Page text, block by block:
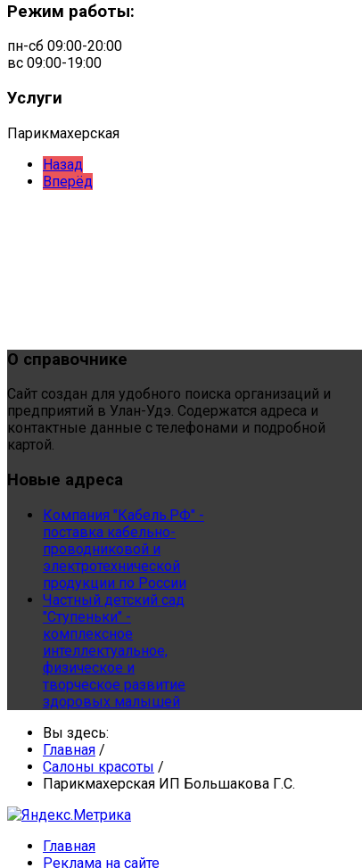
Режим работы:
пн-сб 09:00-20:00
вс 09:00-19:00
Услуги
Парикмахерская
Назад
Вперёд
О справочнике
Сайт создан для удобного поиска организаций и
предприятий в Улан-Удэ. Содержатся адреса и
контактные данные с телефонами и подробной
картой.
Новые адреса
Компания "Кабель.РФ" -
поставка кабельно-
проводниковой и
электротехнической
продукции по России
Частный детский сад
"Ступеньки" -
комплексное
интеллектуальное,
физическое и
творческое развитие
здоровых малышей
Вы здесь:
Главная /
Салоны красоты /
Парикмахерская ИП Большакова Г.С.
Главная
Реклама на сайте